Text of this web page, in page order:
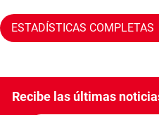
ESTADÍSTICAS COMPLETAS
Recibe las últimas